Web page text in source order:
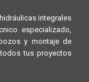
integrales
especializado,
y montaje de
tus proyectos